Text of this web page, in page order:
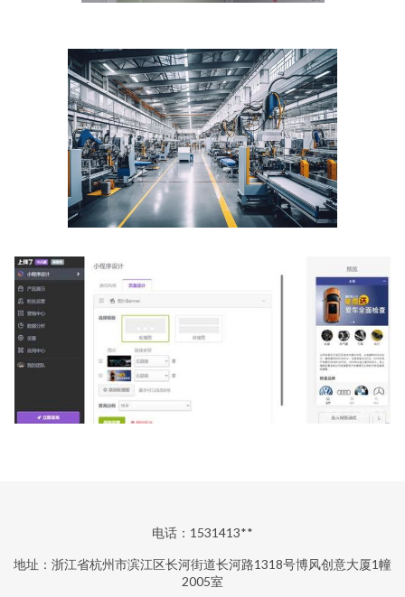
电话：1531413**
地址：浙江省杭州市滨江区长河街道长河路1318号博风创意大厦1幢
2005室